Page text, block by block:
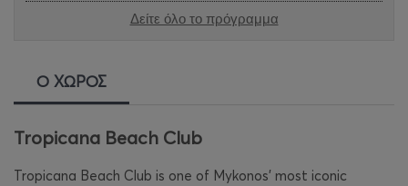
Δείτε όλο το πρόγραμμα
Ο ΧΩΡΟΣ
Tropicana Beach Club
Tropicana Beach Club is one of Mykonos’ most iconic